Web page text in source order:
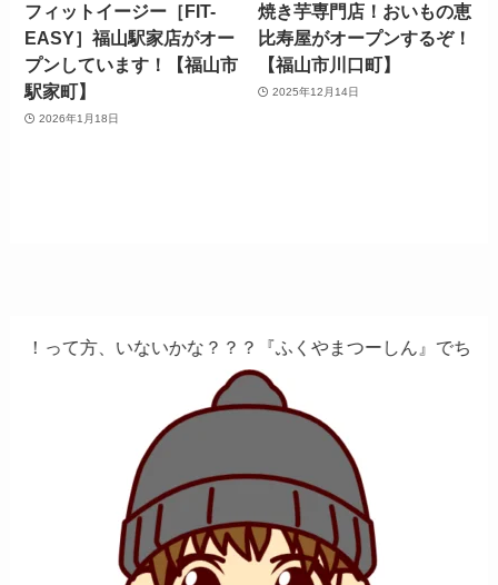
フィットイージー［FIT-
EASY］福山駅家店がオー
プンしています！【福山市
駅家町】
2026年1月18日
焼き芋専門店！おいもの恵
比寿屋がオープンするぞ！
【福山市川口町】
2025年12月14日
かな？？？『ふくやまつーしん』でちょっとしたバイト、